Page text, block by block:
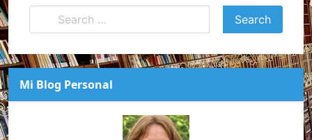
Mi Blog Personal